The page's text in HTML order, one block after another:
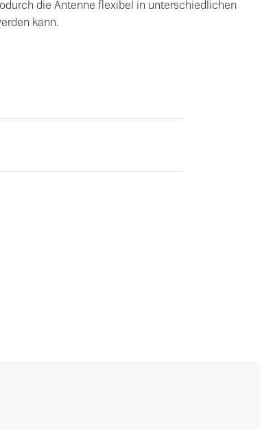
die Antenne flexibel in unterschiedlichen
kann.